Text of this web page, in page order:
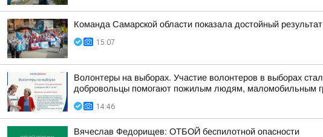
Команда Самарской области показала достойный
15:07
Волонтеры на выборах. Участие волонтеров в выборах
добровольцы помогают пожилым людям, маломобильным
14:46
Вячеслав Федорищев: ОТБОЙ беспилотной опасности